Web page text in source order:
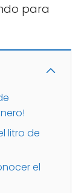
para
litro de
el